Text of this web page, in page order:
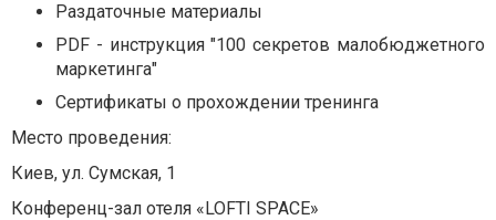
Раздаточные материалы
PDF - инструкция "100 секретов малобюджетного
маркетинга"
Сертификаты о прохождении тренинга
Место проведения:
Киев, ул. Сумская, 1
Конференц-зал отеля «LOFTI SPACE»